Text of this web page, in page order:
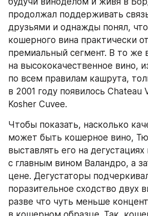
продолжал поддерживать
друзьями и однажды понял,
кошерного вина практически
премиальный сегмент. В то же
на высококачественное вино,
по всем правилам кашрута,
в 2001 году появилось Chateau
Kosher Cuvee.
Чтобы показать, насколько
может быть кошерное вино,
выставлять его на
с главным вином Валандро, а
цене. Дегустаторы
поразительное сходство двух
разве что чуть меньше